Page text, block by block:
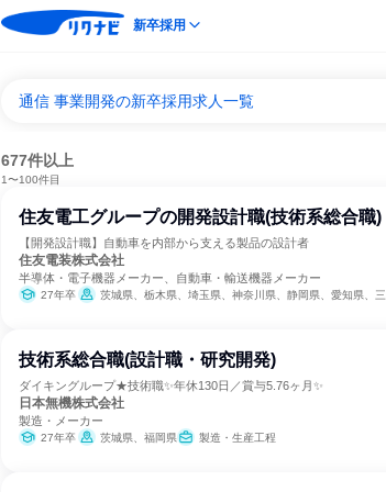
新卒採用
通信 事業開発の新卒採用求人一覧
677件以上
1〜100件目
住友電工グループの開発設計職(技術系総合職)
【開発設計職】自動車を内部から支える製品の設計者
住友電装株式会社
半導体・電子機器メーカー、自動車・輸送機器メーカー
27年卒 茨城県、栃木県、埼玉県、神奈川県、静岡県、愛知県、三重県、大阪府、広島県、福岡県、大分県
技術系総合職(設計職・研究開発)
ダイキングループ★技術職✨年休130日／賞与5.76ヶ月✨
日本無機株式会社
製造・メーカー
27年卒 茨城県、福岡県 製造・生産工程